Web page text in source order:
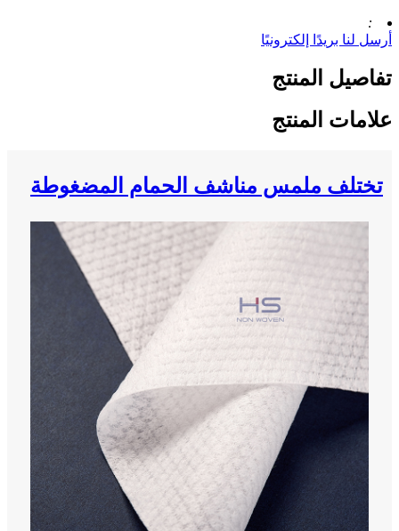
:
أرسل لنا بريدًا إلكترونيًا
تفاصيل المنتج
علامات المنتج
تختلف ملمس مناشف الحمام المضغوطة